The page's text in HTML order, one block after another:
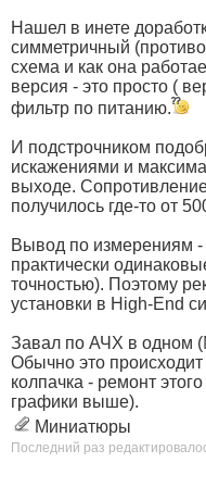
Нашел в инете
симметричный
схема и как она
версия - это просто (
фильтр по питанию.
И подстрочником
искажениями и
выходе.
получилось где-то от
Вывод по измерениям
практически
точностью). Поэтому
установки в High-End
Завал по АЧХ в одном
Обычно это
колпачка - ремонт
графики выше).
Миниатюры
Последний раз